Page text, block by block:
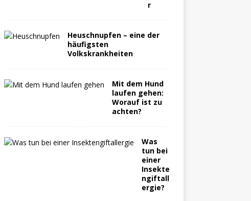
r
Heuschnupfen – eine der
häufigsten
Volkskrankheiten
Mit dem Hund
laufen gehen:
Worauf ist zu
achten?
Was
tun bei
einer
Insekte
ngiftall
ergie?